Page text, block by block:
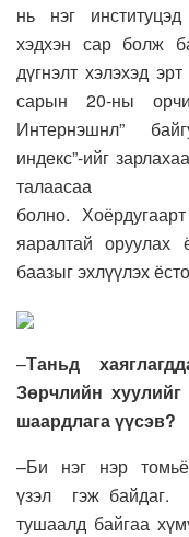
нь нэг институцэд
хэдхэн сар болж
дүгнэлт хэлэхэд
сарын 20-ны
Интернэшнл” б
индекс”-ийг
болно. Хоёрдугаарт
яаралтай оруулах
баазыг эхлүүлэх
–Таньд
Зөрчлийн
шаардлага үүсэв?
–Би нэг нэр
үзэл
гэж байдаг.
тушаалд байгаа